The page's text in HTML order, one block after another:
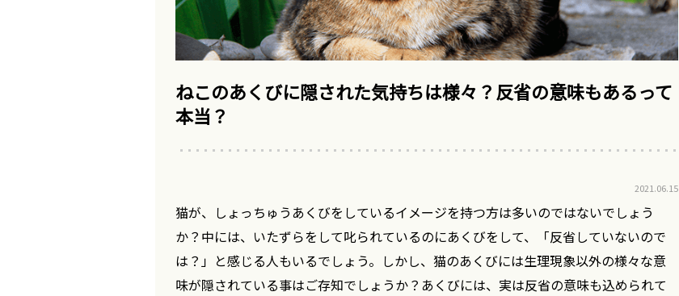
ねこのあくびに隠された気持ちは様々？反省の意味もあるって
本当？
2021.06.15
猫が、しょっちゅうあくびをしているイメージを持つ方は多いのではないでしょう
か？中には、いたずらをして叱られているのにあくびをして、「反省していないので
は？」と感じる人もいるでしょう。しかし、猫のあくびには生理現象以外の様々な意
味が隠されている事はご存知でしょうか？あくびには、実は反省の意味も込められて